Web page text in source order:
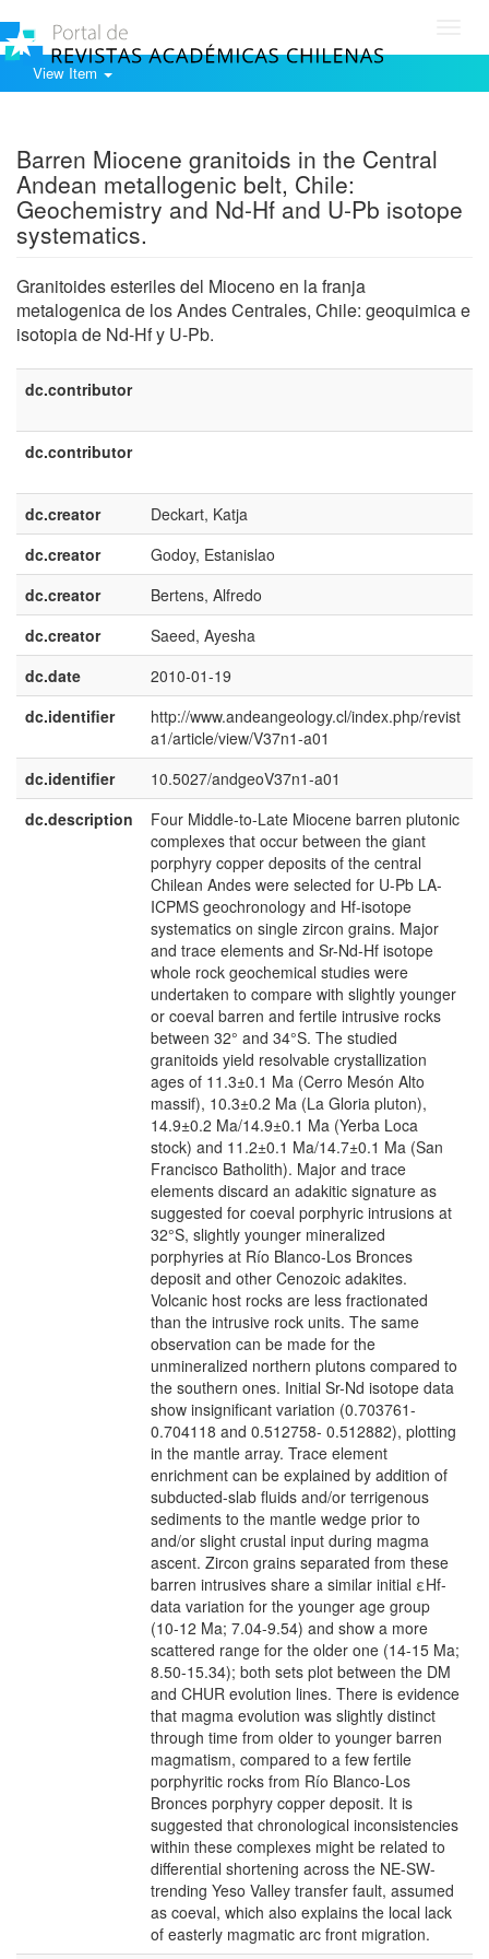
View Item
Barren Miocene granitoids in the Central
Andean metallogenic belt, Chile:
Geochemistry and Nd-Hf and U-Pb isotope
systematics.
Granitoides esteriles del Mioceno en la franja
metalogenica de los Andes Centrales, Chile: geoquimica e
isotopia de Nd-Hf y U-Pb.
dc.contributor
dc.contributor
dc.creator
Deckart, Katja
dc.creator
Godoy, Estanislao
dc.creator
Bertens, Alfredo
dc.creator
Saeed, Ayesha
dc.date
2010-01-19
dc.identifier
http://www.andeangeology.cl/index.php/revist
a1/article/view/V37n1-a01
dc.identifier
10.5027/andgeoV37n1-a01
dc.description
Four Middle-to-Late Miocene barren plutonic
complexes that occur between the giant
porphyry copper deposits of the central
Chilean Andes were selected for U-Pb LA-
ICPMS geochronology and Hf-isotope
systematics on single zircon grains. Major
and trace elements and Sr-Nd-Hf isotope
whole rock geochemical studies were
undertaken to compare with slightly younger
or coeval barren and fertile intrusive rocks
between 32° and 34°S. The studied
granitoids yield resolvable crystallization
ages of 11.3±0.1 Ma (Cerro Mesón Alto
massif), 10.3±0.2 Ma (La Gloria pluton),
14.9±0.2 Ma/14.9±0.1 Ma (Yerba Loca
stock) and 11.2±0.1 Ma/14.7±0.1 Ma (San
Francisco Batholith). Major and trace
elements discard an adakitic signature as
suggested for coeval porphyric intrusions at
32°S, slightly younger mineralized
porphyries at Río Blanco-Los Bronces
deposit and other Cenozoic adakites.
Volcanic host rocks are less fractionated
than the intrusive rock units. The same
observation can be made for the
unmineralized northern plutons compared to
the southern ones. Initial Sr-Nd isotope data
show insignificant variation (0.703761-
0.704118 and 0.512758- 0.512882), plotting
in the mantle array. Trace element
enrichment can be explained by addition of
subducted-slab fluids and/or terrigenous
sediments to the mantle wedge prior to
and/or slight crustal input during magma
ascent. Zircon grains separated from these
barren intrusives share a similar initial εHf-
data variation for the younger age group
(10-12 Ma; 7.04-9.54) and show a more
scattered range for the older one (14-15 Ma;
8.50-15.34); both sets plot between the DM
and CHUR evolution lines. There is evidence
that magma evolution was slightly distinct
through time from older to younger barren
magmatism, compared to a few fertile
porphyritic rocks from Río Blanco-Los
Bronces porphyry copper deposit. It is
suggested that chronological inconsistencies
within these complexes might be related to
differential shortening across the NE-SW-
trending Yeso Valley transfer fault, assumed
as coeval, which also explains the local lack
of easterly magmatic arc front migration.